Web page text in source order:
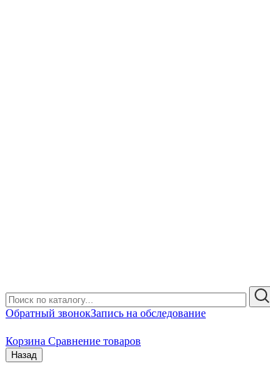
Обратный звонокЗапись на обследование
Корзина Сравнение товаров
Назад